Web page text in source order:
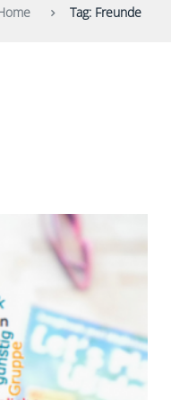
Tag: Freunde